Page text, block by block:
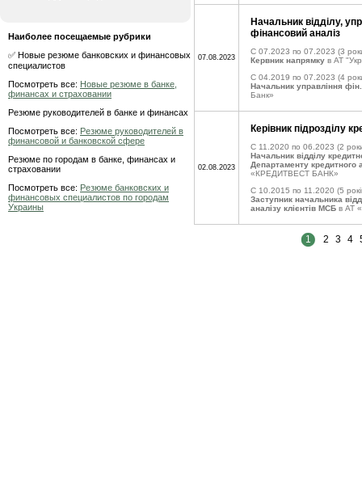
Наиболее посещаемые рубрики
✅ Новые резюме банковских и финансовых
специалистов
Посмотреть все: Новые резюме в банке,
финансах и страховании
Резюме руководителей в банке и финансах
Посмотреть все: Резюме руководителей в
финансовой и банковской сфере
Резюме по городам в банке, финансах и
страховании
Посмотреть все: Резюме банковских и
финансовых специалистов по городам
Украины
07.08.2023
Начальник відділу,
фінансовий аналіз
C 07.2023 по 07.2023 (3
Кервник напрямку в АТ
C 04.2019 по 07.2023 (4
Начальник управління
Банк»
02.08.2023
Керівник підрозділу
C 11.2020 по 06.2023 (2
Начальник відділу
Департаменту кредитного
«КРЕДИТВЕСТ БАНК»
C 10.2015 по 11.2020 (5
Заступник начальника
аналізу клієнтів МСБ в АТ
1 2 3 4